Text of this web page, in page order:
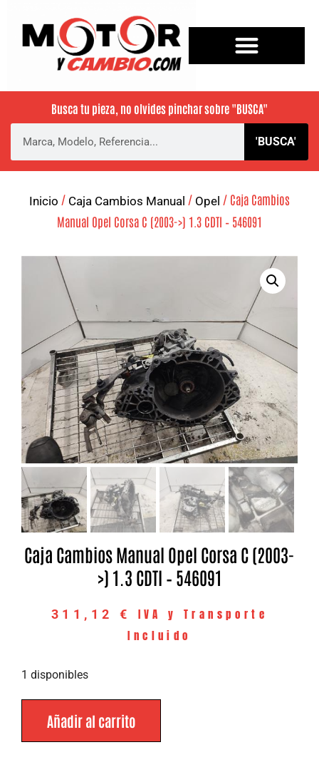
Busca tu pieza, no olvides pinchar sobre "BUSCA"
'BUSCA'
Inicio / Caja Cambios Manual / Opel / Caja Cambios
Manual Opel Corsa C (2003->) 1.3 CDTI – 546091
Caja Cambios Manual Opel Corsa C (2003-
>) 1.3 CDTI – 546091
311,12 €
IVA y Transporte
Incluido
1 disponibles
Añadir al carrito